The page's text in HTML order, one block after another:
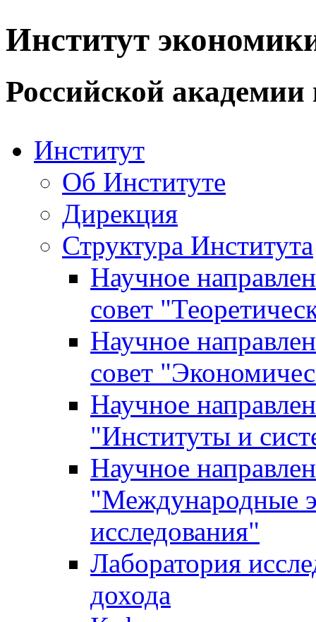
Институт
Российской академии
Институт
Об Институте
Дирекция
Структура Института
Научное
совет
Научное
совет
Научное
"Институты и
Научное
"Международные
исследования"
Лаборатория
дохода